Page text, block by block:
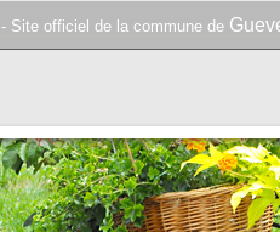
- Site officiel de la commune de